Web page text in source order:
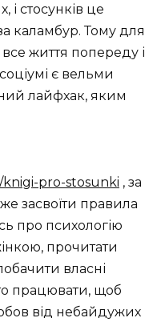
і стосунків це
каламбур. Тому для
життя попереду і
є вельми
лайфхак, яким
pro-stosunki , за
засвоїти правила
про психологію
прочитати
власні
працювати, щоб
від небайдужих